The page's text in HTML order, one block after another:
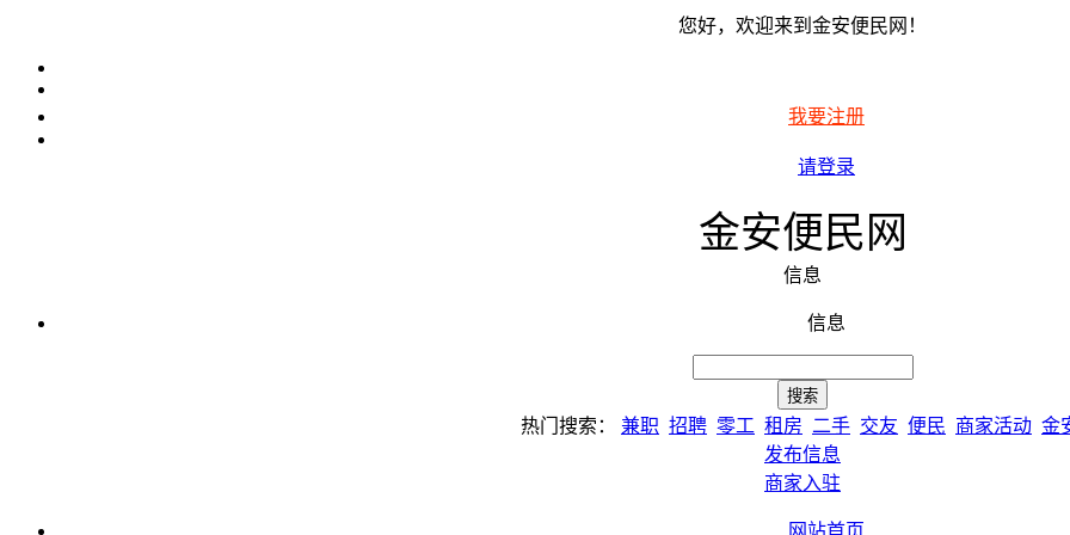
您好，欢迎来到金安便民网！
我要注册
请登录
金安便民网
信息
信息
热门搜索： 兼职 招聘 零工 租房 二手 交友 便民 商家活动 金
发布信息
商家入驻
网站首页